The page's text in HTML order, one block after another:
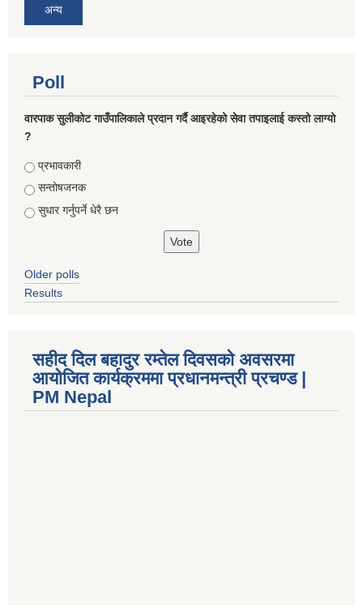
अन्य
Poll
वारपाक सुलीकोट गाउँपालिकाले प्रदान गर्दै आइरहेको सेवा तपाइलाई कस्तो लाग्यो
?
Choices
प्रभावकारी
सन्तोषजनक
सुधार गर्नुपर्ने धेरै छन
Older polls
Results
सहीद दिल बहादुर रम्तेल दिवसको अवसरमा
आयोजित कार्यक्रममा प्रधानमन्त्री प्रचण्ड |
PM Nepal